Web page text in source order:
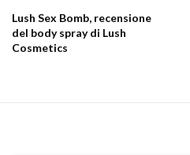
Lush Sex Bomb, recensione
del body spray di Lush
Cosmetics